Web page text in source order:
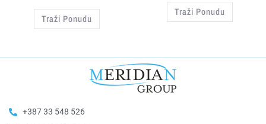
Traži Ponudu
Traži Ponudu
+387 33 548 526